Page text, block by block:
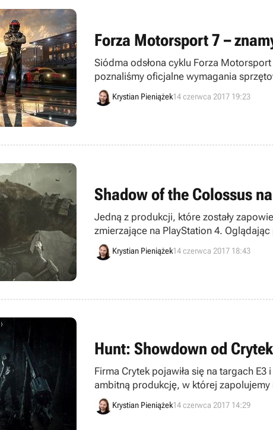
Forza Motorsport 7 –
Siódma odsłona cyklu Forza
poznaliśmy oficjalne wymagania
Krystian Pieniążek14 czerwca 2017 19:23
Shadow of the Colossus
Jedną z produkcji, które zostały
zmierzające na PlayStation 4.
remaster tej kultowej produkcji. Jak się
Krystian Pieniążek14 czerwca 2017 18:43
Hunt: Showdown od
Firma Crytek pojawiła się na targach
ambitną produkcję, w której
Krystian Pieniążek14 czerwca 2017 14:29